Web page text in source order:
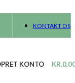
KONTAKT OS
KONTO KR.